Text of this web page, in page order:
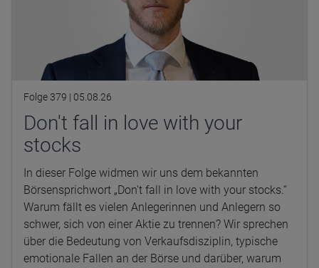
Folge 379 | 05.08.26
Don't fall in love with your
stocks
In dieser Folge widmen wir uns dem bekannten
Börsensprichwort „Don't fall in love with your stocks.“
Warum fällt es vielen Anlegerinnen und Anlegern so
schwer, sich von einer Aktie zu trennen? Wir sprechen
über die Bedeutung von Verkaufsdisziplin, typische
emotionale Fallen an der Börse und darüber, warum